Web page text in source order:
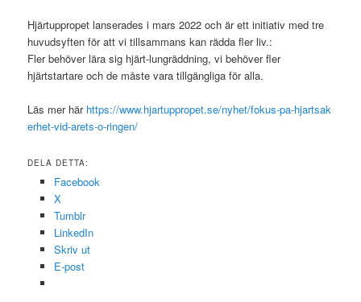
Hjärtuppropet lanserades i mars 2022 och är ett initiativ med tre
huvudsyften för att vi tillsammans kan rädda fler liv.:
Fler behöver lära sig hjärt-lungräddning, vi behöver fler
hjärtstartare och de måste vara tillgängliga för alla.
Läs mer här https://www.hjartuppropet.se/nyhet/fokus-pa-hjartsak
erhet-vid-arets-o-ringen/
DELA DETTA:
Facebook
X
Tumblr
LinkedIn
Skriv ut
E-post